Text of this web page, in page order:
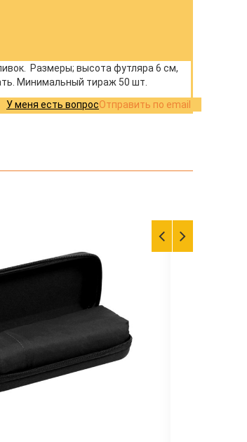
Размеры; высота футляра 6 см,
Минимальный тираж 50 шт.
Отправить по email
У меня есть вопрос